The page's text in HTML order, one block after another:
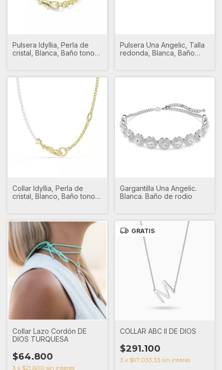
Pulsera Idyllia, Perla de
cristal, Blanca, Baño tono
Pulsera Una Angelic, Talla
redonda, Blanca, Baño
Collar Idyllia, Perla de
cristal, Blanco, Baño tono
Gargantilla Una Angelic.
Blanca. Baño de rodio
Collar Lazo Cordón DE
DIOS TURQUESA
$64.800
3 x $21.600 sin interés
GRATIS
COLLAR ABC II DE DIOS
$291.100
3 x $97.033,33 sin interés